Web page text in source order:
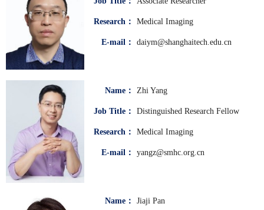
Research： Medical Imaging
E-mail： daiym@shanghaitech.edu.cn
Name： Zhi Yang
Job Title： Distinguished Research Fellow
Research： Medical Imaging
E-mail： yangz@smhc.org.cn
Name： Jiaji Pan